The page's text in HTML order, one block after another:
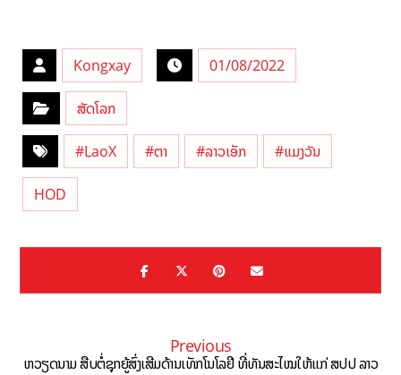
Kongxay 01/08/2022
ສັດໂລກ
#LaoX #ຕາ #ລາວເອັກ #ແມງວັນ
HOD
Previous
ຫວຽດນາມ ສືບຕໍ່ຊຸກຍູ້ສົ່ງເສີມດ້ານເທັກໂນໂລຢີ ທີ່ທັນສະໄໝໃຫ້ແກ່ ສປປ ລາວ